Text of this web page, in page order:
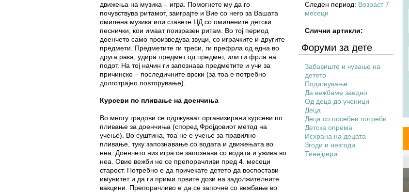
движења на музика – игра. Помогнете му да го
почувствува ритамот, заиграјте и Вие со него за Вашата
омилена музика или ставете ЦД со омилените детски
песнички, кои имаат поизразен ритам. Во тој период
доенчето само произведува звуци, со играчките и другите
предмети. Предметите ги треси, ги префрла од една во
друга рака, удира предмет од предмет, или ги фрла на
подот. На тој начин ги запознава предметите и учи за
причинско – последичните врски (за тоа е потребно
долготрајно повторување).
Курсеви по пливање на доенчиња
Во многу градови се одржуваат организирани курсеви по
пливање за доенчиња (според Фројдовиот метод на
учење). Во суштина, тоа не е учење за правилно
пливање, туку запознавање со водата и движењата во
неа. Доенчето низ игра се запознава со водата и ужива во
неа. Овие вежби не се препорачливи пред 4. месеци
старост. Потребно е да причекате детето да воспостави
имунитет и да ги прими првите дози на задолжителните
вакцини. Препорачливо е да се започне со вежбање во
Следен период: Возраст 7
месеци
Слични артикли:
Форуми за дете
Забавиште и чување на
детето
Подигнување
Да вежбаме заедно
Од деца до ученици
Деца
Деца со посебни потреби
Детска опрема
Исхрана на децата
Згоди и незгоди
Тинејџери